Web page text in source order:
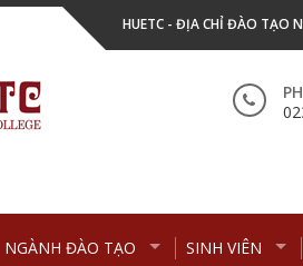
HUETC - ĐỊA CHỈ ĐÀO TẠO
NGÀNH ĐÀO TẠO SINH VIÊN